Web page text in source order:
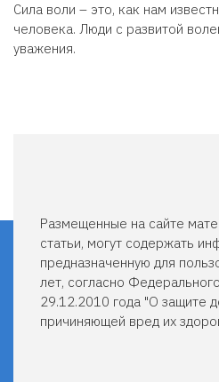
Сила воли – это, как нам
человека. Люди с развитой
уважения.
Размещенные на сайте
статьи, могут содержать
предназначенную для
лет, согласно
29.12.2010 года "О защите
причиняющей вред их